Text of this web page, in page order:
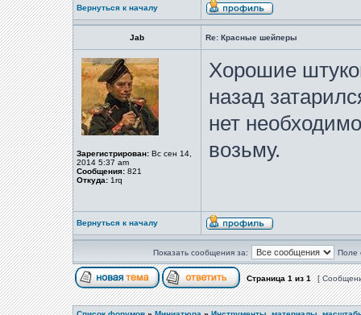
Вернуться к началу
Jab Re: Красные шейперы
Зарегистрирован: Вс сен 14,
2014 5:37 am
Сообщения: 821
Откуда: 1rq
Хорошие
назад
нет
возьму.
Вернуться к началу
Показать сообщения за: Поле
Страница1из1 [